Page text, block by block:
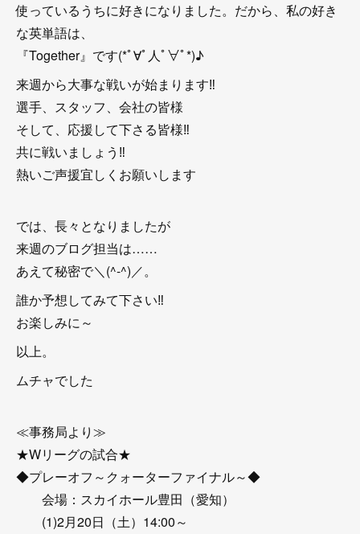
使っているうちに好きになりました。だから、私の好き
な英単語は、
『Together』です(*ﾟ∀ﾟ人ﾟ∀ﾟ*)♪
来週から大事な戦いが始まります‼
選手、スタッフ、会社の皆様
そして、応援して下さる皆様‼
共に戦いましょう‼
熱いご声援宜しくお願いします
では、長々となりましたが
来週のブログ担当は……
あえて秘密で＼(^-^)／。
誰か予想してみて下さい‼
お楽しみに～
以上。
ムチャでした
≪事務局より≫
★Wリーグの試合★
◆プレーオフ～クォーターファイナル～◆
会場：スカイホール豊田（愛知）
(1)2月20日（土）14:00～